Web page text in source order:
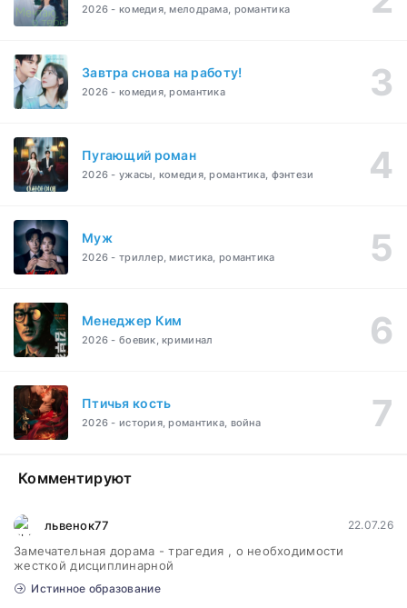
2026 - комедия, мелодрама, романтика
Завтра снова на работу!
2026 - комедия, романтика
Пугающий роман
2026 - ужасы, комедия, романтика, фэнтези
Муж
2026 - триллер, мистика, романтика
Менеджер Ким
2026 - боевик, криминал
Птичья кость
2026 - история, романтика, война
Комментируют
львенок77 22.07.26
Замечательная дорама - трагедия , о необходимости
жесткой дисциплинарной
Истинное образование